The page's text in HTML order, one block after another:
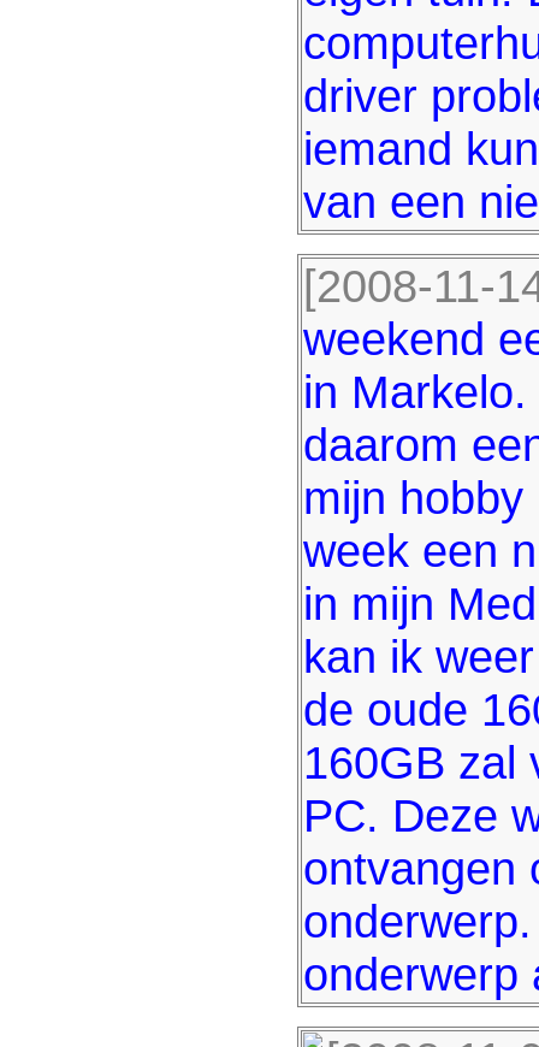
driver
iemand
van een
[2008-11-
weekend
in
daarom
mijn
week een
in mijn
kan ik
de oude
160GB zal
PC. Deze
ontvangen
onderwerp